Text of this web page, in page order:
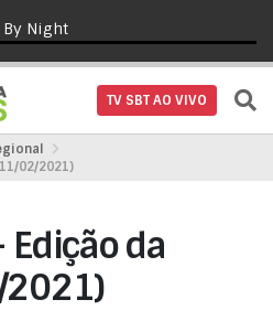
By Night
TV SBT AO VIVO
02/2021)
Edição da